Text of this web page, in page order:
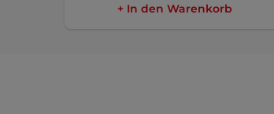
+ In den Warenkorb